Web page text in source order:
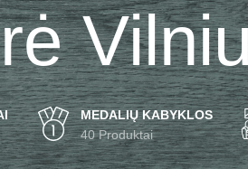
MEDALIŲ KABYKLOS
40 Produktai